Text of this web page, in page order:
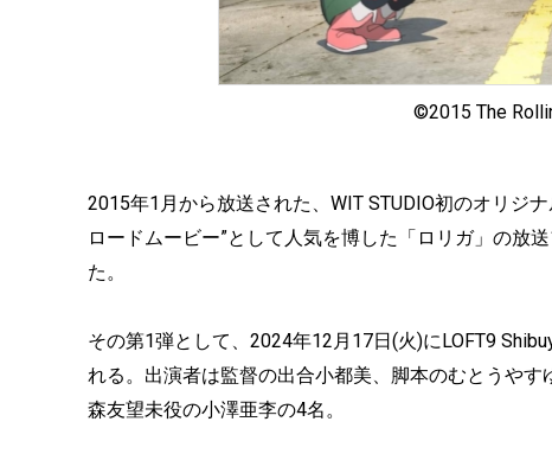
©2015 The
2015年1月から放送された、WIT STUDIO初のオリジ
ロードムービー”として人気を博した「ロリガ」の放
た。
その第1弾として、2024年12月17日(火)にLOFT9
れる。出演者は監督の出合小都美、脚本のむとうや
森友望未役の小澤亜李の4名。